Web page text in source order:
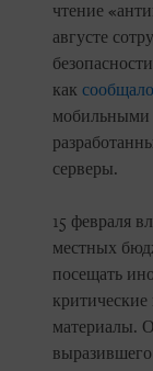
чтение
августе
как
мобильными
серверы.
15 февраля
местных
посещать
материалы.
выразившего